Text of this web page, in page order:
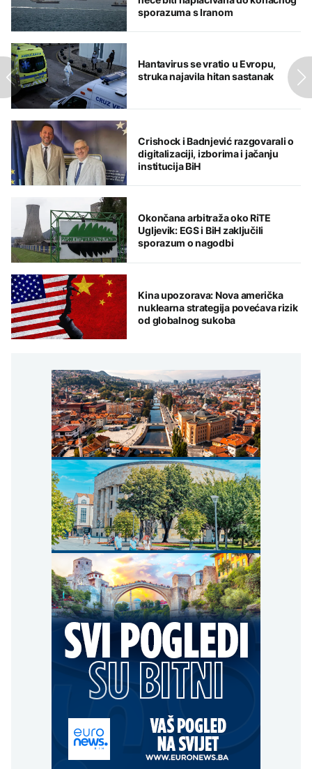
sporazuma s Iranom
Hantavirus se vratio u Evropu,
struka najavila hitan sastanak
Crishock i Badnjević razgovarali o
digitalizaciji, izborima i jačanju
institucija BiH
Okončana arbitraža oko RiTE
Ugljevik: EGS i BiH zaključili
sporazum o nagodbi
Kina upozorava: Nova američka
nuklearna strategija povećava rizik
od globalnog sukoba